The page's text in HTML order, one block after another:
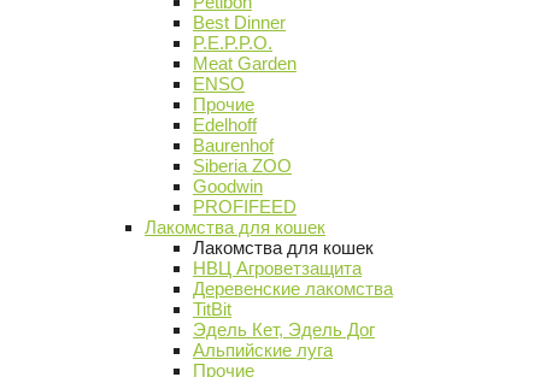
Best Dinner
P.E.P.P.O.
Meat Garden
ENSO
Прочие
Edelhoff
Baurenhof
Siberia ZOO
Goodwin
PROFIFEED
Лакомства для кошек
Лакомства для кошек
НВЦ Агроветзащита
Деревенские лакомства
TitBit
Эдель Кет, Эдель Дог
Альпийские луга
Прочие